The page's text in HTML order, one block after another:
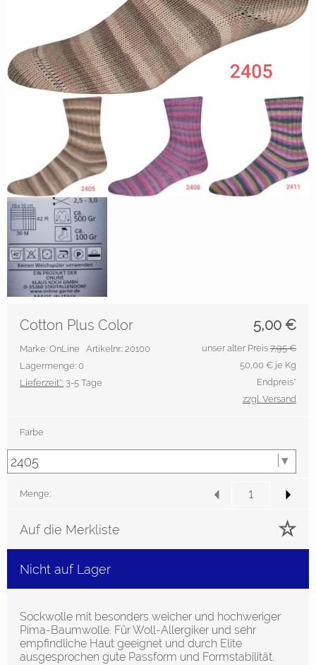
5,00 €
Cotton Plus Color
Marke: OnLine Artikelnr.: 20100
Lagermenge: 0
Lieferzeit*: 3-5 Tage
unser alter Preis 7,95 €
50,00 € je Kg
Endpreis*
zzgl. Versand
Farbe
Menge:
Auf die Merkliste
Nicht auf Lager
Sockwolle mit besonders weicher und hochweriger
Pima-Baumwolle. Für Woll-Allergiker und sehr
empfindliche Haut geeignet und durch Elite
ausgesprochen gute Passform und Formstabilität.